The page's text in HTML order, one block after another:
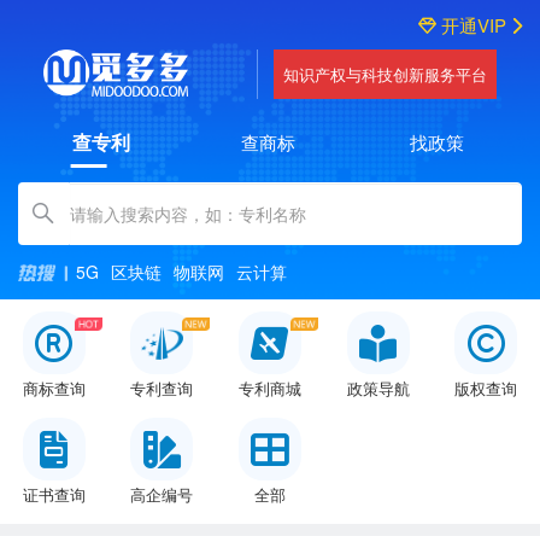
开通VIP
知识产权与科技创新服务平台
查专利 查商标 找政策
Amount (in dollars)
5G 区块链 物联网 云计算
商标查询 专利查询 专利商城 政策导航 版权查询
证书查询 高企编号 全部